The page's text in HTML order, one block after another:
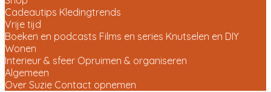
Cadeautips Kledingtrends
Vrije tijd
Boeken en podcasts Films en series Knutselen en DIY
Wonen
Interieur & sfeer Opruimen & organiseren
Algemeen
Over Suzie Contact opnemen